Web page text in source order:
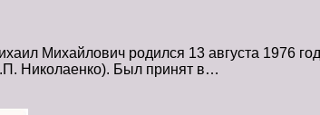
Михайлович родился 13 августа 1976
Николаенко). Был принят в…